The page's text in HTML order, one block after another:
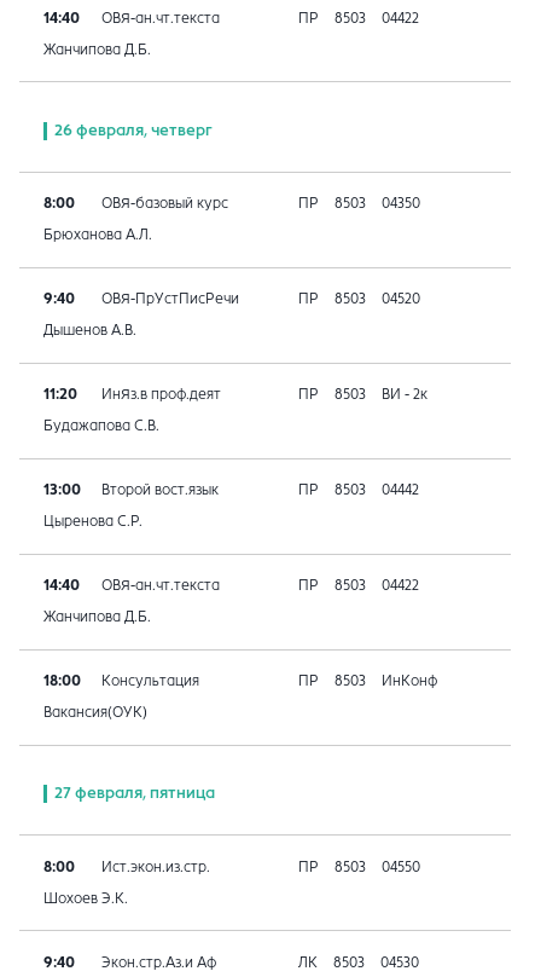
14:40 ОВЯ-ан.чт.текста ПР 8503 04422
Жанчипова Д.Б.
26 февраля, четверг
8:00 ОВЯ-базовый курс ПР 8503 04350
Брюханова А.Л.
9:40 ОВЯ-ПрУстПисРечи ПР 8503 04520
Дышенов А.В.
11:20 ИнЯз.в проф.деят ПР 8503 ВИ - 2к
Будажапова С.В.
13:00 Второй вост.язык ПР 8503 04442
Цыренова С.Р.
14:40 ОВЯ-ан.чт.текста ПР 8503 04422
Жанчипова Д.Б.
18:00 Консультация ПР 8503 ИнКонф
Вакансия(ОУК)
27 февраля, пятница
8:00 Ист.экон.из.стр. ПР 8503 04550
Шохоев Э.К.
9:40 Экон.стр.Аз.и Аф ЛК 8503 04530